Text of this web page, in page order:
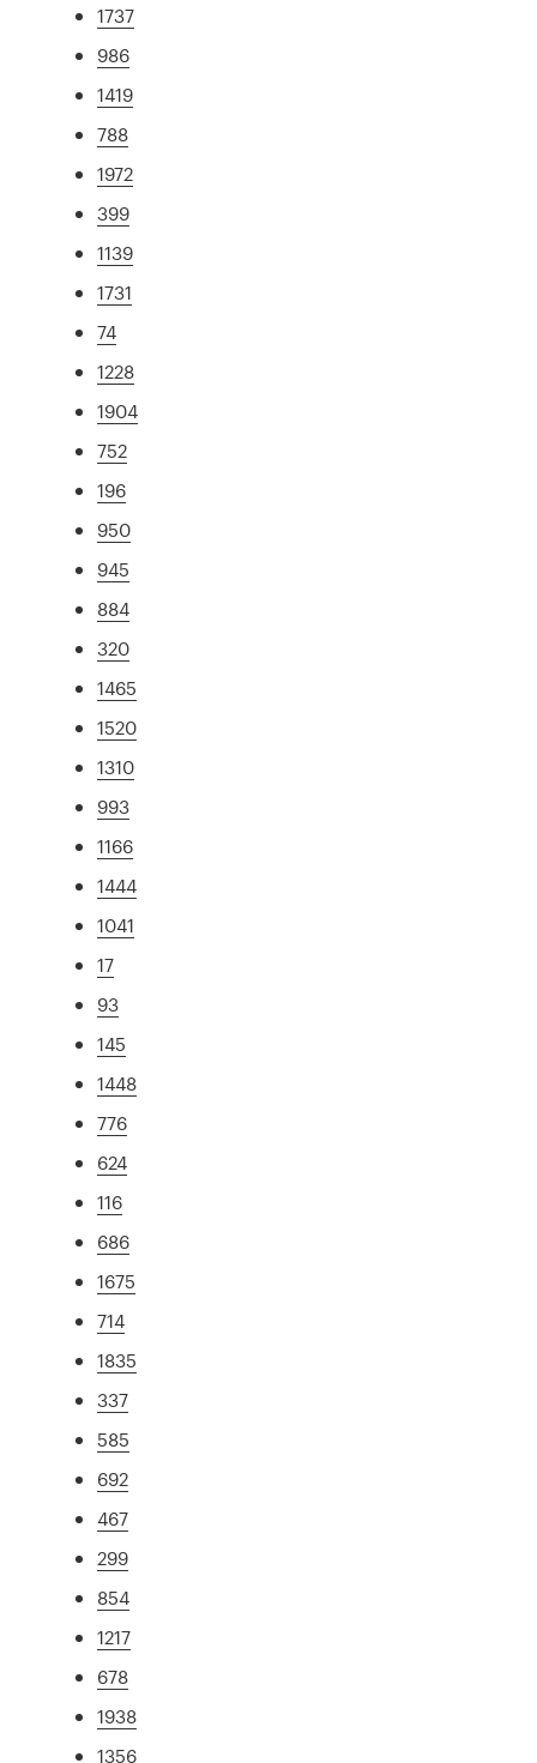
1737
986
1419
788
1972
399
1139
1731
74
1228
1904
752
196
950
945
884
320
1465
1520
1310
993
1166
1444
1041
17
93
145
1448
776
624
116
686
1675
714
1835
337
585
692
467
299
854
1217
678
1938
1356